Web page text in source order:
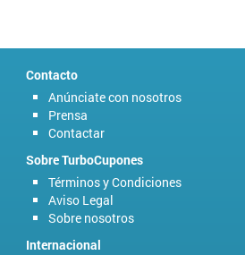
Contacto
Anúnciate con nosotros
Prensa
Contactar
Sobre TurboCupones
Términos y Condiciones
Aviso Legal
Sobre nosotros
Internacional